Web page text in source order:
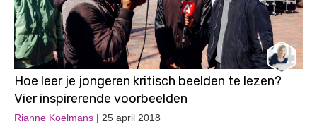
Hoe leer je jongeren kritisch beelden te lezen?
Vier inspirerende voorbeelden
Rianne Koelmans | 25 april 2018